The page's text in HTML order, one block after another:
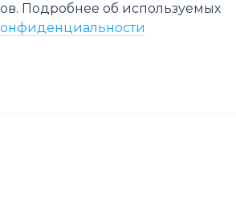
Подробнее об используемых